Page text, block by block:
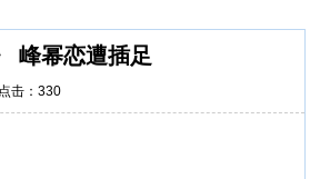
峰幂恋遭插足
击： 330